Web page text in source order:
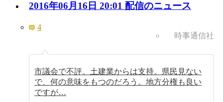
2016年06月16日 20:01 配信のニュース
4
時事通信社
市議会で不評。土建業からは支持。県民見ない
で、何の意味をもつのだろう。地方分権も良い
ですが…